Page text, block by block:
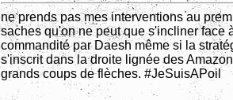
ne prends pas mes interventions au
saches qu'on ne peut que s'incliner face
commandité par Daesh même si la
s'inscrit dans la droite lignée des
grands coups de flèches. #JeSuisAPoil